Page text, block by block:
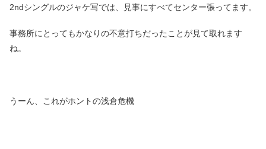
2ndシングルのジャケ写では、見事にすべてセンター張ってます。
事務所にとってもかなりの不意打ちだったことが見て取れます
ね。
うーん、これがホントの浅倉危機